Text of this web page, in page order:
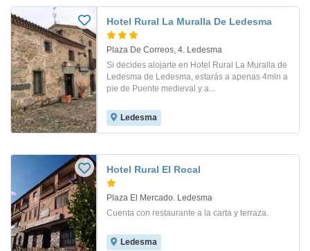
Hotel Rural La Muralla De Ledesma
Plaza De Correos, 4. Ledesma
Si decides alojarte en Hotel Rural La Muralla de
Ledesma de Ledesma, estarás a apenas 4min a
pie de Puente medieval y a...
Ledesma
Hotel Rural El Rocal
Plaza El Mercado. Ledesma
Cuenta con restaurante a la carta y terraza.
Ledesma